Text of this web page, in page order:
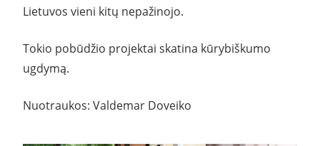
Lietuvos vieni kitų nepažinojo.
Tokio pobūdžio projektai skatina kūrybiškumo
ugdymą.
Nuotraukos: Valdemar Doveiko